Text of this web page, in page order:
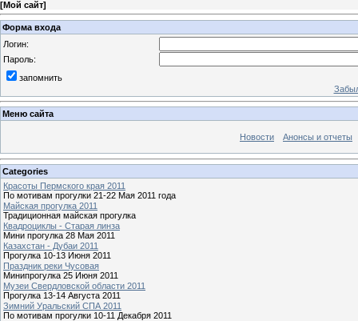
[Мой сайт]
Форма входа
Логин:
Пароль:
запомнить
Меню сайта
Новости Анонсы и отчеты
Categories
Красоты Пермского края 2011
По мотивам прогулки 21-22 Мая 2011 года
Майская прогулка 2011
Традиционная майская прогулка
Квадроциклы - Старая линза
Мини прогулка 28 Мая 2011
Казахстан - Дубаи 2011
Прогулка 10-13 Июня 2011
Праздник реки Чусовая
Минипрогулка 25 Июня 2011
Музеи Свердловской области 2011
Прогулка 13-14 Августа 2011
Зимний Уральский СПА 2011
По мотивам прогулки 10-11 Декабря 2011